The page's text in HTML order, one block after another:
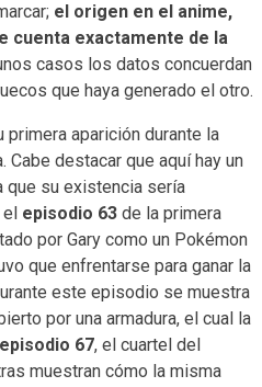
el origen en el anime,
cuenta exactamente de la
casos los datos concuerdan
que haya generado el otro.
primera aparición durante la
destacar que aquí hay un
que su existencia sería
el episodio 63 de la primera
por Gary como un Pokémon
que enfrentarse para ganar la
este episodio se muestra
por una armadura, el cual la
episodio 67, el cuartel del
muestran cómo la misma